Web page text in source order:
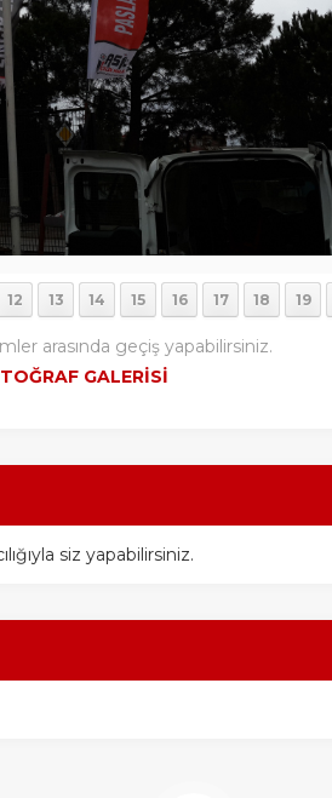
12 13 14 15 16 17 18 19
arasında geçiş yapabilirsiniz.
GALERİSİ
siz yapabilirsiniz.